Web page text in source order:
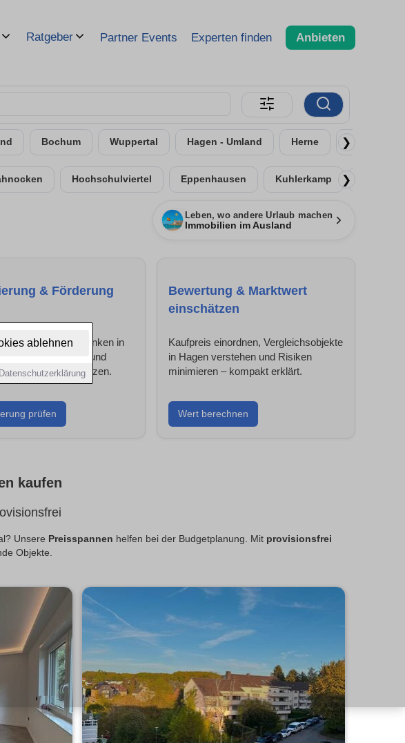
ablehnen
Datenschutzerklärung
Ratgeber Partner Events Experten finden Anbieten
Bochum Wuppertal Hagen - Umland Herne Remscheid
❯
Hochschulviertel Eppenhausen Kuhlerkamp ❯
Leben, wo andere Urlaub machen
Immobilien im Ausland
& Förderung
du dir leisten? Banken in
Kredite vergleichen und
optimal nutzen.
prüfen
Bewertung & Marktwert
einschätzen
Kaufpreis einordnen, Vergleichsobjekte
in Hagen verstehen und Risiken
minimieren – kompakt erklärt.
Wert berechnen
kaufen
Unsere Preisspannen helfen bei der Budgetplanung. Mit provisionsfrei
Objekte.